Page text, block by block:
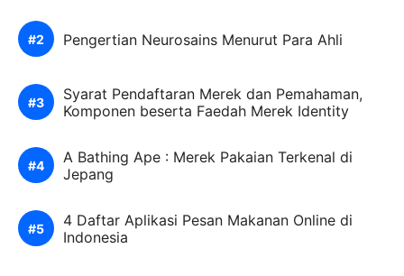
Pengertian Neurosains Menurut Para Ahli
Syarat Pendaftaran Merek dan Pemahaman,
Komponen beserta Faedah Merek Identity
A Bathing Ape : Merek Pakaian Terkenal di
Jepang
4 Daftar Aplikasi Pesan Makanan Online di
Indonesia